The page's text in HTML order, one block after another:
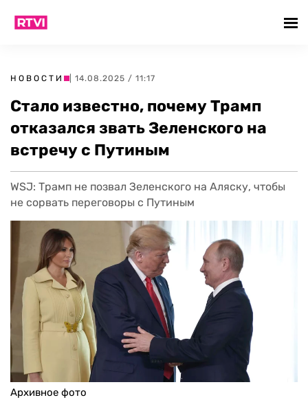
НОВОСТИ | 14.08.2025 / 11:17
Стало известно, почему Трамп
отказался звать Зеленского на
встречу с Путиным
WSJ: Трамп не позвал Зеленского на Аляску, чтобы
не сорвать переговоры с Путиным
Архивное фото